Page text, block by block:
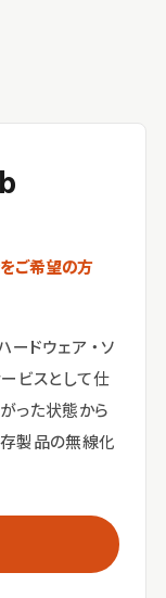
ご希望の方
ドウェア・ソ
ビスとして仕
った状態から
製品の無線化